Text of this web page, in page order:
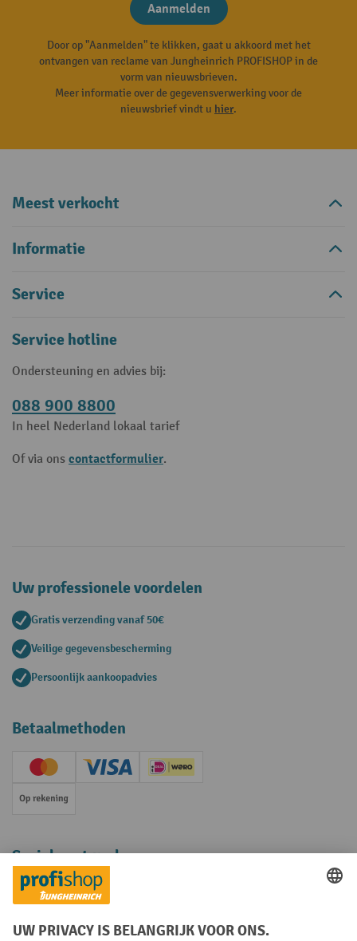
Aanmelden
Door op "Aanmelden" te klikken, gaat u akkoord met het
ontvangen van reclame van Jungheinrich PROFISHOP in de
vorm van nieuwsbrieven.
Meer informatie over de gegevensverwerking voor de
nieuwsbrief vindt u hier.
Meest verkocht
Informatie
Service
Service hotline
Ondersteuning en advies bij:
088 900 8800
In heel Nederland lokaal tarief
Of via ons contactformulier.
Uw professionele voordelen
Gratis verzending vanaf 50€
Veilige gegevensbescherming
Persoonlijk aankoopadvies
Betaalmethoden
Creditcard (Master)Creditcard (Visa)iDEAL | Wero
Op rekening
Sociale netwerken
Facebook
YouTube
LinkedInInstagram